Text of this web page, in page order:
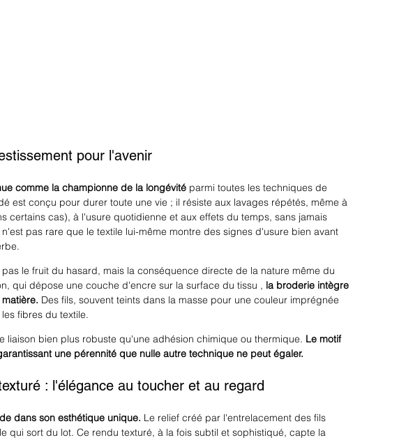
pour l'avenir
comme la championne de la longévité parmi toutes les techniques de
est conçu pour durer toute une vie ; il résiste aux lavages répétés, même à
certains cas), à l'usure quotidienne et aux effets du temps, sans jamais
pas rare que le textile lui-même montre des signes d'usure bien avant
le fruit du hasard, mais la conséquence directe de la nature même du
qui dépose une couche d'encre sur la surface du tissu , la broderie intègre
Des fils, souvent teints dans la masse pour une couleur imprégnée
fibres du textile.
liaison bien plus robuste qu'une adhésion chimique ou thermique. Le motif
une pérennité que nulle autre technique ne peut égaler.
: l'élégance au toucher et au regard
dans son esthétique unique. Le relief créé par l'entrelacement des fils
qui sort du lot. Ce rendu texturé, à la fois subtil et sophistiqué, capte la